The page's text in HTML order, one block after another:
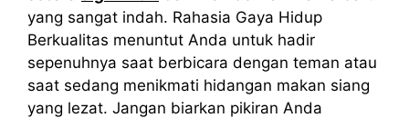
yang sangat indah. Rahasia Gaya Hidup
Berkualitas menuntut Anda untuk hadir
sepenuhnya saat berbicara dengan teman atau
saat sedang menikmati hidangan makan siang
yang lezat. Jangan biarkan pikiran Anda